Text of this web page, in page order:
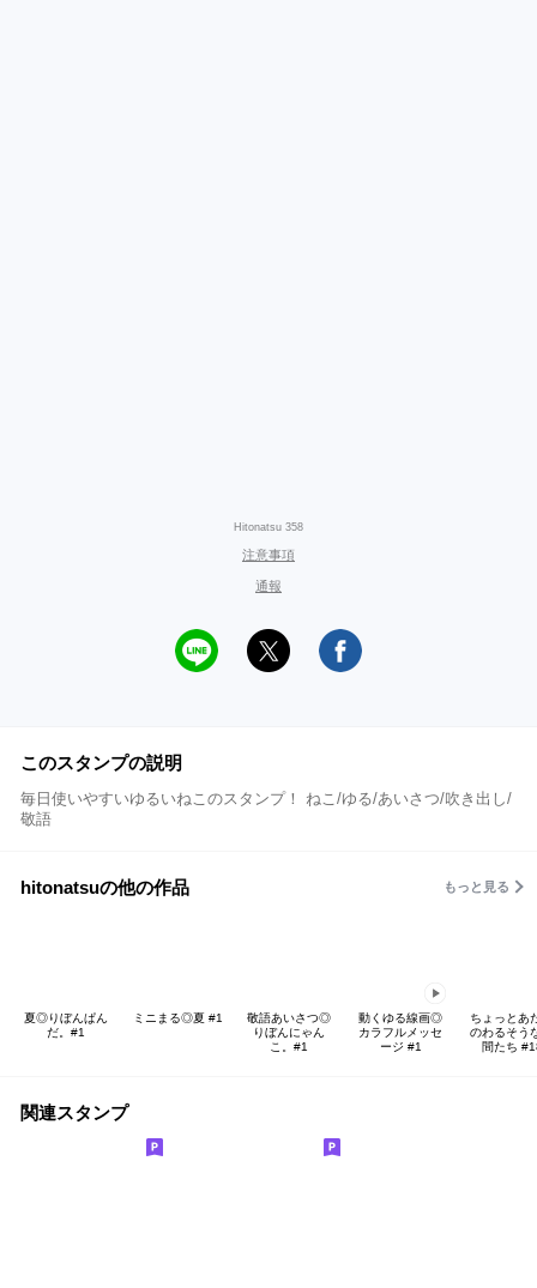
Hitonatsu 358
注意事項
通報
このスタンプの説明
毎日使いやすいゆるいねこのスタンプ！ ねこ/ゆる/あいさつ/吹き出し/
敬語
hitonatsuの他の作品 もっと見る
夏◎りぼんぱん
だ。#1
ミニまる◎夏 #1
敬語あいさつ◎
りぼんにゃん
こ。#1
動くゆる線画◎
カラフルメッセ
ージ #1
ちょっとあ
のわるそう
間たち
関連スタンプ